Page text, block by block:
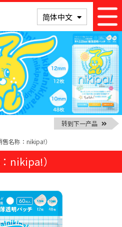
简体中文
转到下一产品
售名称：nikipa!）
nikipa!）